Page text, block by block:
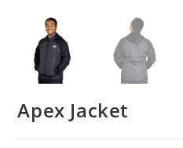
Apex Jacket